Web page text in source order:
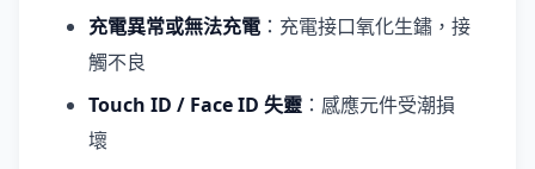
充電異常或無法充電 ：充電接口氧化生鏽，接
觸不良
Touch ID / Face ID 失靈 ：感應元件受潮損
壞